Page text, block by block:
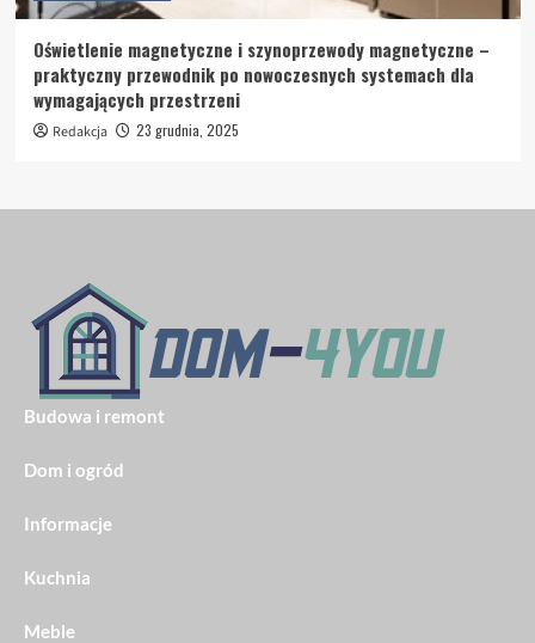
Oświetlenie magnetyczne i szynoprzewody magnetyczne –
praktyczny przewodnik po nowoczesnych systemach dla
wymagających przestrzeni
Redakcja 23 grudnia, 2025
Budowa i remont
Dom i ogród
Informacje
Kuchnia
Meble